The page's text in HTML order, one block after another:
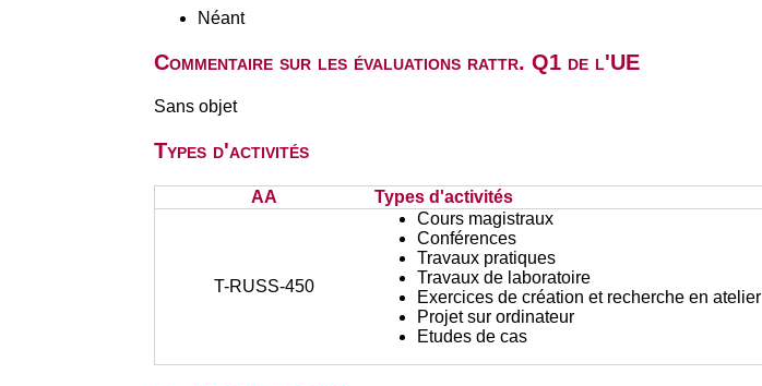
Néant
Commentaire sur les évaluations rattr. Q1 de l'UE
Sans objet
Types d'activités
AA Types d'activités
T-RUSS-450
Cours magistraux
Conférences
Travaux pratiques
Travaux de laboratoire
Exercices de création et recherche en atelier
Projet sur ordinateur
Etudes de cas